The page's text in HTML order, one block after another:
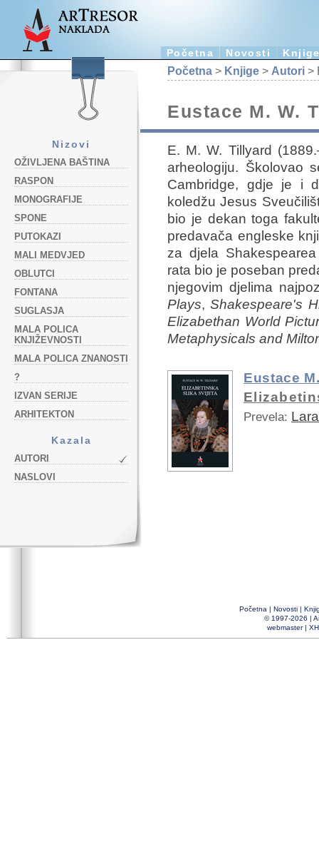
Početna Novosti
Nizovi
OŽIVLJENA BAŠTINA
RASPON
MONOGRAFIJE
SPONE
PUTOKAZI
MALI MEDVJED
OBLUTCI
FONTANA
SUGLASJA
MALA POLICA
KNJIŽEVNOSTI
MALA POLICA ZNANOSTI
?
IZVAN SERIJE
ARHITEKTON
Kazala
AUTORI
NASLOVI
Početna > Knjige > Autori >
Eustace M. W.
E. M. W. Tillyard
arheologiju. Školovao
Cambridge, gdje je i
koledžu Jesus
bio je dekan toga
predavača engleske
za djela
rata bio je poseban
njegovim djelima
Plays,Shakespeare's
Elizabethan World
Metaphysicals and
Eustace
Prevela:
Početna | Novosti |
© 1997-2026 |
webmaster|